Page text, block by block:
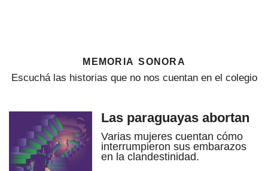
memoria sonora
Escuchá las historias que no nos cuentan en el colegio
Las paraguayas abortan
Varias mujeres cuentan cómo
interrumpieron sus embarazos
en la clandestinidad.